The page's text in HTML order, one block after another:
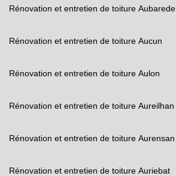
Rénovation et entretien de toiture Aubarede
Rénovation et entretien de toiture Aucun
Rénovation et entretien de toiture Aulon
Rénovation et entretien de toiture Aureilhan
Rénovation et entretien de toiture Aurensan
Rénovation et entretien de toiture Auriebat